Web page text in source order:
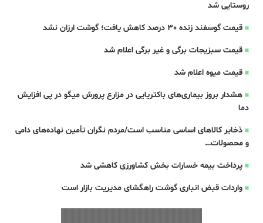
روستایی شد
قیمت گوسفند زنده 30 درصد کاهش یافت؛ گوشت ارزان نشد
قیمت سبزیجات برگی و غیر برگی اعلام شد
قیمت میوه اعلام شد
هشدار بروز بیماری‌های باکتریایی در مزارع پرورش میگو در پی افزایش
دما
ذخایر کالاهای اساسی مناسب است/مردم نگران تأمین نهاده‌های دامی
و محصولات…
پرداخت بیمه خسارات بخش کشاورزی کاهشی شد
واردات قبض‌ انباری گوشت راهگشای مدیریت بازار است